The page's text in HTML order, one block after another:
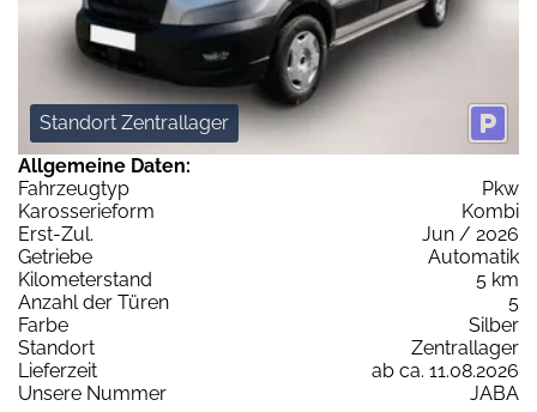
Standort Zentrallager
Allgemeine Daten:
Fahrzeugtyp
Pkw
Karosserieform
Kombi
Erst-Zul.
Jun / 2026
Getriebe
Automatik
Kilometerstand
5 km
Anzahl der Türen
5
Farbe
Silber
Standort
Zentrallager
Lieferzeit
ab ca. 11.08.2026
Unsere Nummer
JABA